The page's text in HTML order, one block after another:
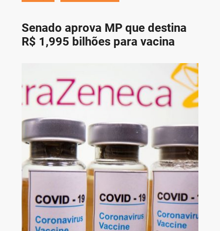
Senado aprova MP que destina
R$ 1,995 bilhões para vacina